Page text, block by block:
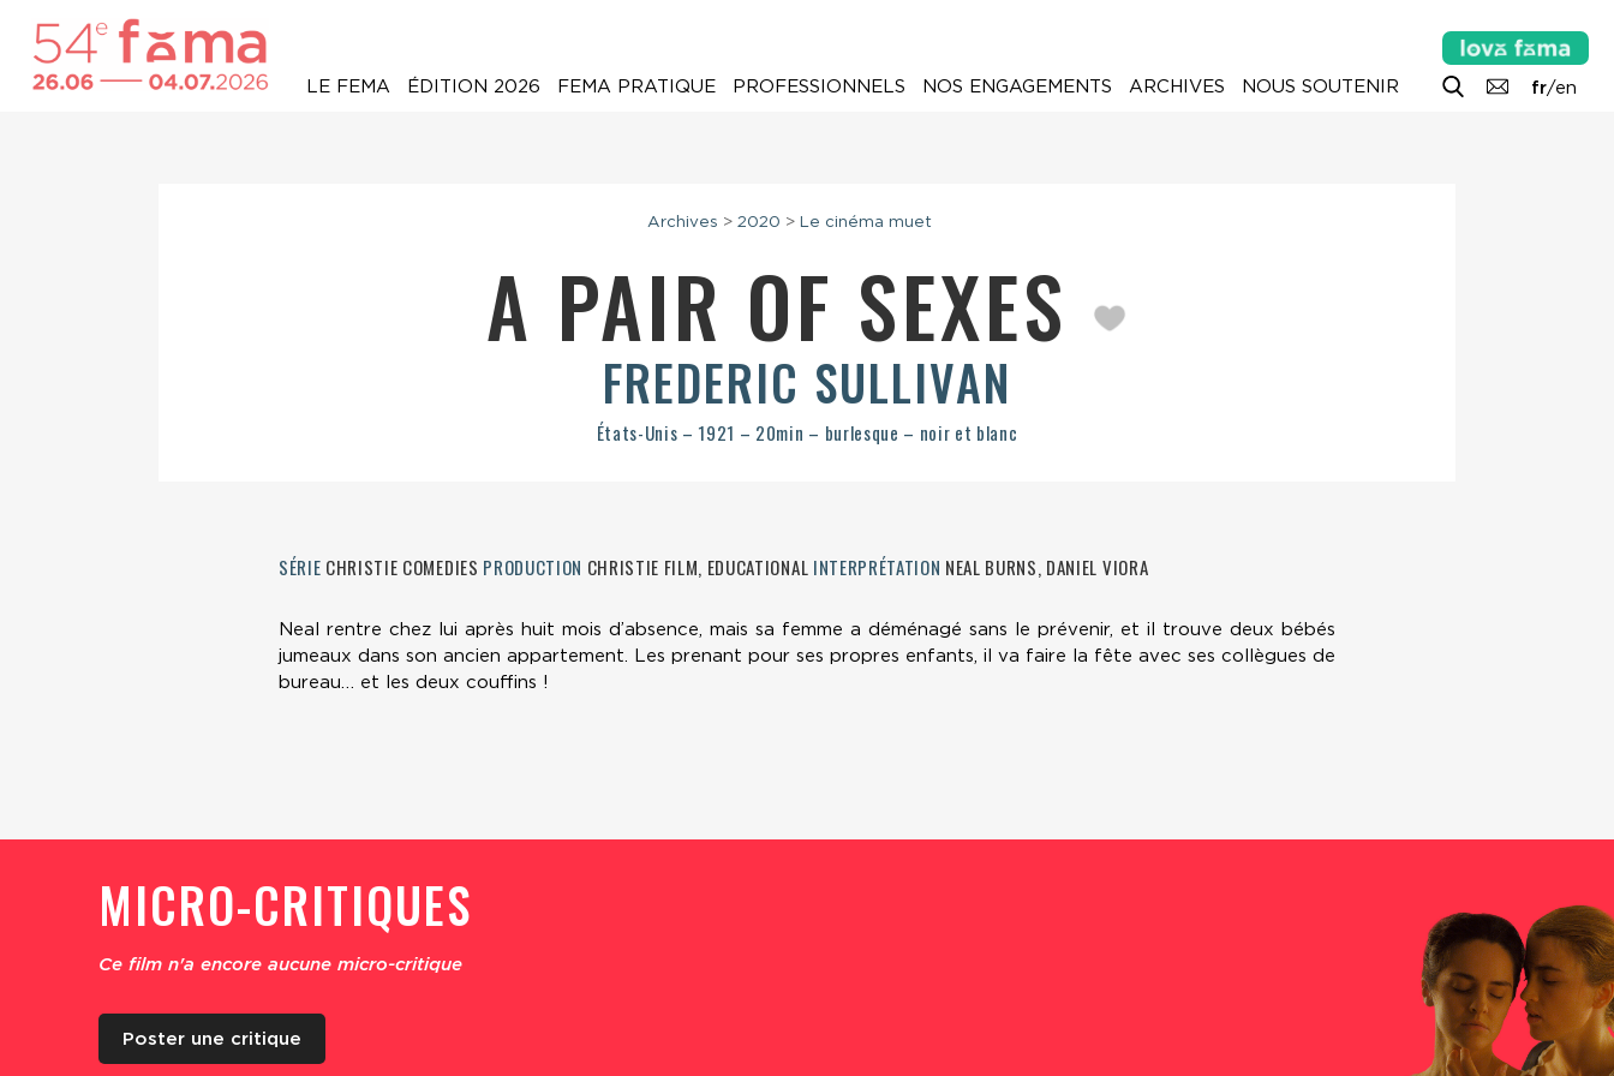
fr/en
LE FEMA ÉDITION 2026 FEMA PRATIQUE PROFESSIONNELS NOS ENGAGEMENTS ARCHIVES NOUS SOUTENIR
Archives > 2020 > Le cinéma muet
A PAIR OF SEXES
FREDERIC SULLIVAN
États-Unis – 1921 – 20min – burlesque – noir et blanc
SÉRIE CHRISTIE COMEDIES PRODUCTION CHRISTIE FILM, EDUCATIONAL INTERPRÉTATION NEAL BURNS, DANIEL VIORA
Neal rentre chez lui après huit mois d’absence, mais sa femme a déménagé sans le prévenir, et il trouve deux bébés
jumeaux dans son ancien appartement. Les prenant pour ses propres enfants, il va faire la fête avec ses collègues de
bureau… et les deux couffins !
MICRO-CRITIQUES
Ce film n'a encore aucune micro-critique
Poster une critique